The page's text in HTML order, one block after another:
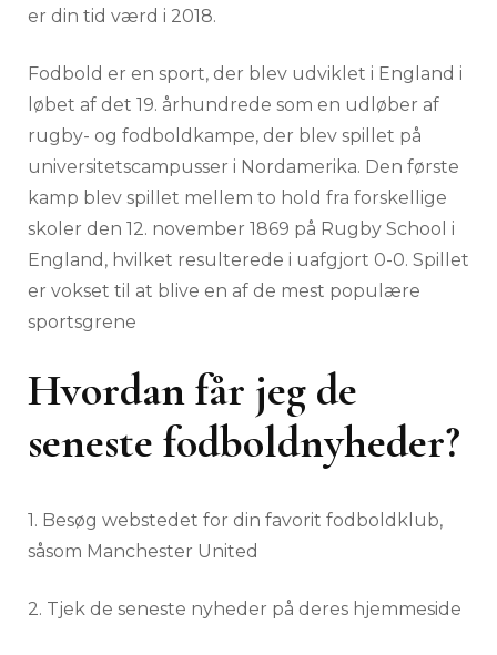
er din tid værd i 2018.
Fodbold er en sport, der blev udviklet i England i
løbet af det 19. århundrede som en udløber af
rugby- og fodboldkampe, der blev spillet på
universitetscampusser i Nordamerika. Den første
kamp blev spillet mellem to hold fra forskellige
skoler den 12. november 1869 på Rugby School i
England, hvilket resulterede i uafgjort 0-0. Spillet
er vokset til at blive en af de mest populære
sportsgrene
Hvordan får jeg de
seneste fodboldnyheder?
1. Besøg webstedet for din favorit fodboldklub,
såsom Manchester United
2. Tjek de seneste nyheder på deres hjemmeside